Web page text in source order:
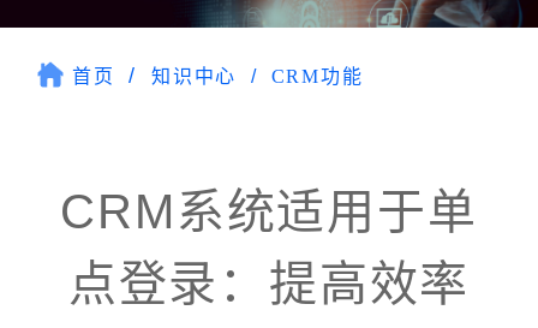
首页 知识中心 CRM功能
CRM系统适用于单
点登录：提高效率